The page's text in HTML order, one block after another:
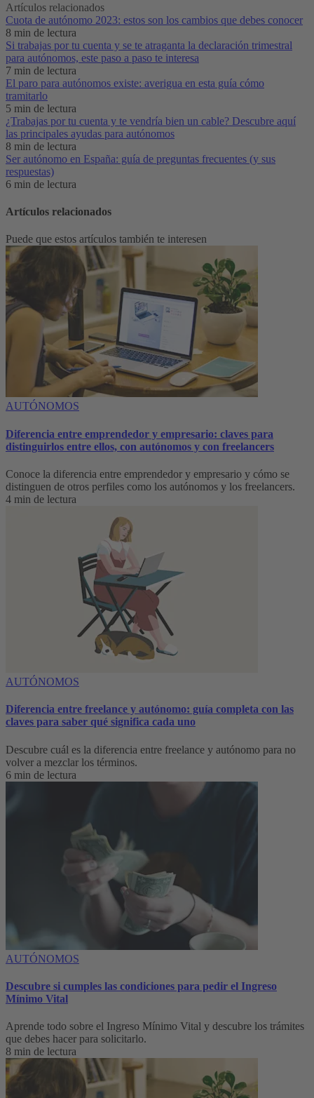
Artículos relacionados
Cuota de autónomo 2023: estos son los cambios que debes conocer
8 min de lectura
Si trabajas por tu cuenta y se te atraganta la declaración trimestral
para autónomos, este paso a paso te interesa
7 min de lectura
El paro para autónomos existe: averigua en esta guía cómo
tramitarlo
5 min de lectura
¿Trabajas por tu cuenta y te vendría bien un cable? Descubre aquí
las principales ayudas para autónomos
8 min de lectura
Ser autónomo en España: guía de preguntas frecuentes (y sus
respuestas)
6 min de lectura
Artículos relacionados
Puede que estos artículos también te interesen
AUTÓNOMOS
Diferencia entre emprendedor y empresario: claves para
distinguirlos entre ellos, con autónomos y con freelancers
Conoce la diferencia entre emprendedor y empresario y cómo se
distinguen de otros perfiles como los autónomos y los freelancers.
4 min de lectura
AUTÓNOMOS
Diferencia entre freelance y autónomo: guía completa con las
claves para saber qué significa cada uno
Descubre cuál es la diferencia entre freelance y autónomo para no
volver a mezclar los términos.
6 min de lectura
AUTÓNOMOS
Descubre si cumples las condiciones para pedir el Ingreso
Mínimo Vital
Aprende todo sobre el Ingreso Mínimo Vital y descubre los trámites
que debes hacer para solicitarlo.
8 min de lectura